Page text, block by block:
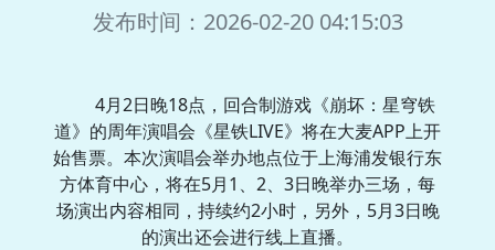
发布时间：2026-02-20 04:15:03
4月2日晚18点，回合制游戏《崩坏：星穹铁
道》的周年演唱会《星铁LIVE》将在大麦APP上开
始售票。本次演唱会举办地点位于上海浦发银行东
方体育中心，将在5月1、2、3日晚举办三场，每
场演出内容相同，持续约2小时，另外，5月3日晚
的演出还会进行线上直播。